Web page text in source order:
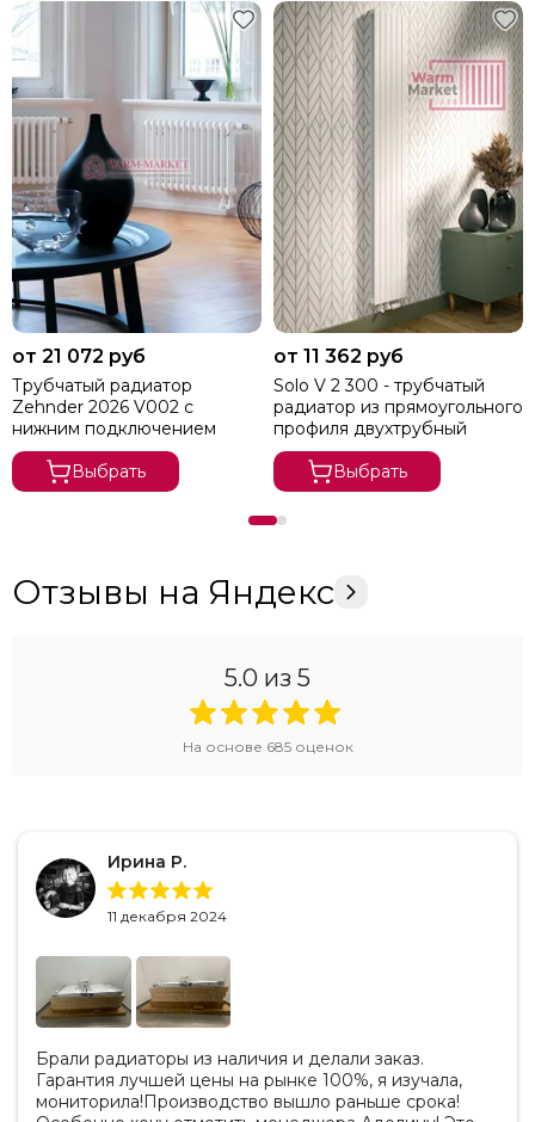
от 21 072 руб
Трубчатый радиатор
Zehnder 2026 V002 с
нижним подключением
Выбрать
от 11 362 руб
Solo V 2 300 - трубчатый
радиатор из прямоугольного
профиля двухтрубный
Выбрать
Отзывы на Яндекс
5.0 из 5
На основе 685оценок
Ирина Р.
11 декабря 2024
Брали радиаторы из наличия и делали заказ.
Гарантия лучшей цены на рынке 100%, я изучала,
мониторила!Производство вышло раньше срока!